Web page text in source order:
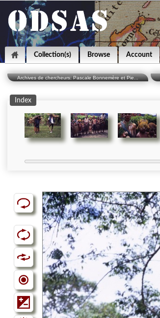
Collection(s) Browse Account
Archives de chercheurs: Pascale Bonnemère et Pie...
Index